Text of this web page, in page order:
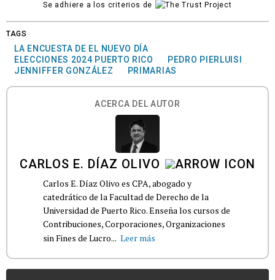
Se adhiere a los criterios de
TAGS
LA ENCUESTA DE EL NUEVO DÍA
ELECCIONES 2024 PUERTO RICO
PEDRO PIERLUISI
JENNIFFER GONZÁLEZ
PRIMARIAS
ACERCA DEL AUTOR
CARLOS E. DÍAZ OLIVO
Carlos E. Díaz Olivo es CPA, abogado y
catedrático de la Facultad de Derecho de la
Universidad de Puerto Rico. Enseña los cursos de
Contribuciones, Corporaciones, Organizaciones
sin Fines de Lucro... Leer más